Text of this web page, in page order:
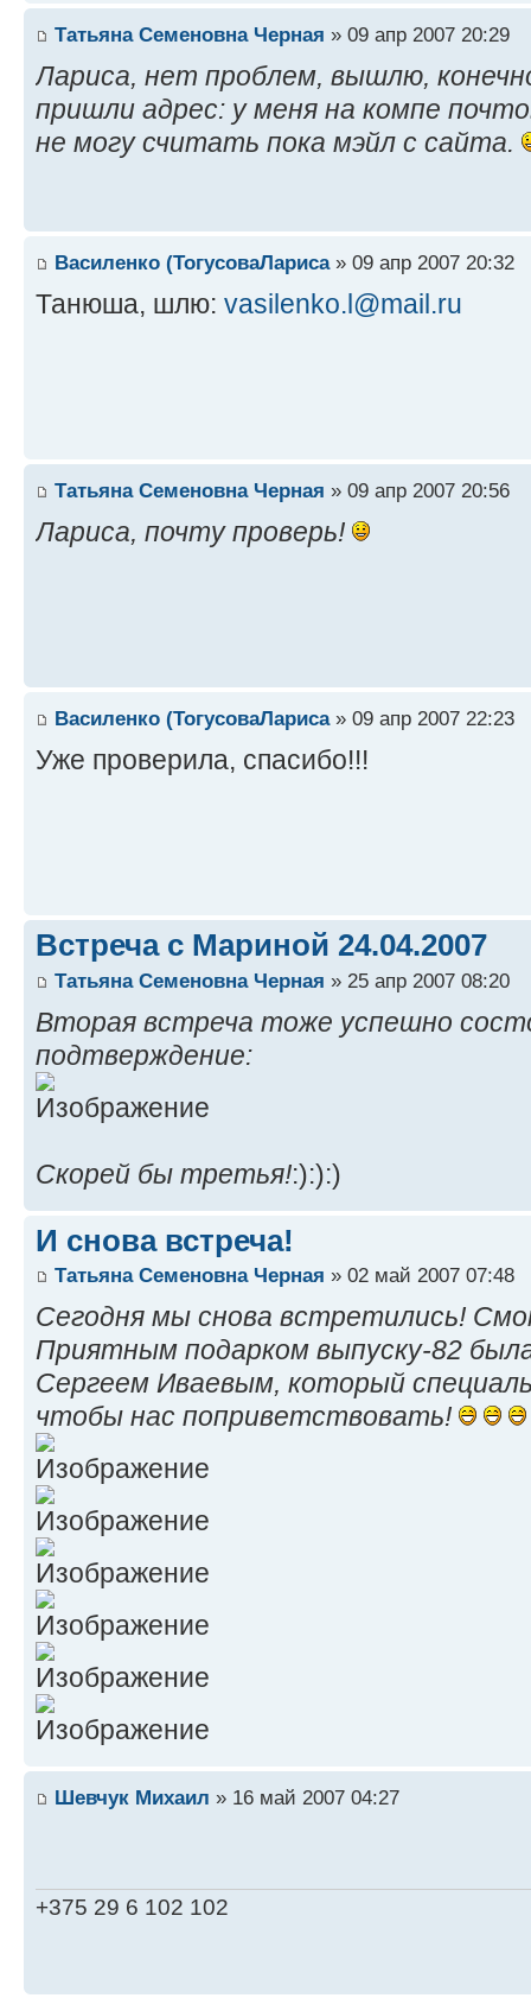
Татьяна Семеновна Черная » 09 апр 2007 20:29
Лариса, нет проблем, вышлю,
пришли адрес: у меня на компе
не могу считать пока мэйл с сайта.
Василенко (ТогусоваЛариса» 09 апр 2007 20:32
Танюша, шлю: vasilenko.l@mail.ru
Татьяна Семеновна Черная » 09 апр 2007 20:56
Лариса, почту проверь!
Василенко (ТогусоваЛариса» 09 апр 2007 22:23
Уже проверила, спасибо!!!
Встреча с Мариной 24.04.2007
Татьяна Семеновна Черная » 25 апр 2007 08:20
Вторая встреча тоже успешно
подтверждение:
Скорей бы третья!:):):)
И снова встреча!
Татьяна Семеновна Черная » 02 май 2007 07:48
Сегодня мы снова встретились!
Приятным подарком выпуску-82
Сергеем Иваевым, который
чтобы нас поприветствовать!
Шевчук Михаил » 16 май 2007 04:27
+375 29 6 102 102